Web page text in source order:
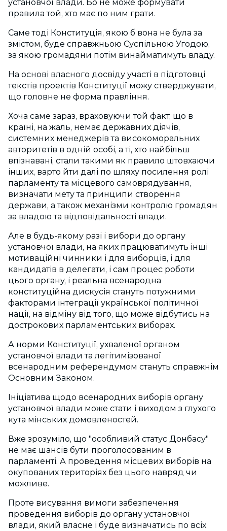
установчої влади. Бо не може формувати
правила той, хто має по ним грати.
Саме тоді Конституція, якою б вона не була за
змістом, буде справжньою Суспільною Угодою,
за якою громадяни потім винайматимуть владу.
На основі власного досвіду участі в підготовці
текстів проектів Конституції можу стверджувати,
що головне не форма правління.
Хоча саме зараз, враховуючи той факт, що в
країні, на жаль, немає державних діячів,
системних менеджерів та високоморальних
авторитетів в одній особі, а ті, хто найбільш
впізнавані, стали такими як правило штовхаючи
інших, варто йти далі по шляху посилення ролі
парламенту та місцевого самоврядування,
визначати мету та принципи створення
держави, а також механізми контролю громадян
за владою та відповідальності влади.
Але в будь-якому разі і вибори до органу
установчої влади, на яких працюватимуть інші
мотиваційні чинники і для виборців, і для
кандидатів в делегати, і сам процес роботи
цього органу, і реальна всенародна
конституційна дискусія стануть потужними
факторами інтеграції української політичної
нації, на відміну від того, що може відбутись на
дострокових парламентських виборах.
А норми Конституції, ухваленої органом
установчої влади та легітимізованої
всенародним референдумом стануть справжнім
Основним Законом.
Ініціатива щодо всенародних виборів органу
установчої влади може стати і виходом з глухого
кута мінських домовленостей.
Вже зрозуміло, що "особливий статус Донбасу"
не має шансів бути проголосованим в
парламенті. А проведення місцевих виборів на
окупованих територіях без цього навряд чи
можливе.
Проте висування вимоги забезпечення
проведення виборів до органу установчої
влади, який власне і буде визначатись по всіх